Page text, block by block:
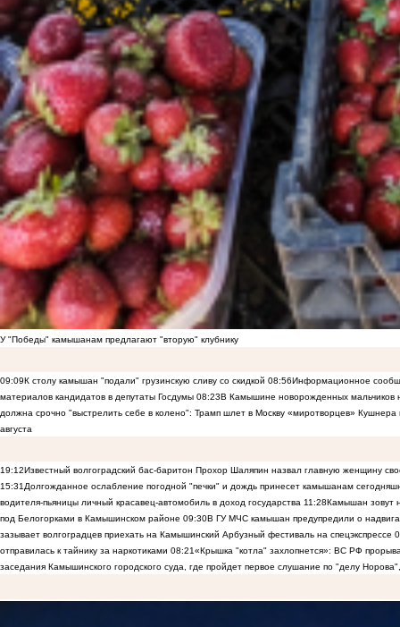
У "Победы" камышанам предлагают "вторую" клубнику
09:09К столу камышан "подали" грузинскую сливу со скидкой 08:56Информационное
материалов кандидатов в депутаты Госдумы 08:23В Камышине новорожденных мальчиков
должна срочно "выстрелить себе в колено": Трамп шлет в Москву «миротворцев»
августа
19:12Известный волгоградский бас-баритон Прохор Шаляпин назвал главную женщину
15:31 Долгожданное ослабление погодной "печки" и дождь принесет камышанам
водителя-пьяницы личный красавец-автомобиль в доход государства 11:28Камышан зовут
под Белогорками в Камышинском районе 09:30В ГУ МЧС камышан предупредили о
зазывает волгоградцев приехать на Камышинский Арбузный фестиваль на спецэкспрессе
отправилась к тайнику за наркотиками 08:21«Крышка "котла" захлопнется»: ВС РФ
заседания Камышинского городского суда, где пройдет первое слушание по "делу